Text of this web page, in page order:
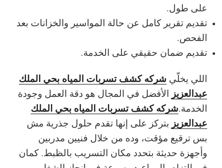
على طول.
تقديم تقرير كامل عن حالة المواسير والخزانات بعد
الفحص.
تقديم ضمان حقيقي على الخدمة.
اللي يخلّي شركه كشف تسربات المياه بحي الملك
عبدالعزيز الأفضل في المجال هو دقة العمل وجودة
الخدمة.شركه كشف تسربات المياه بحي الملك
عبدالعزيز بتركز على إنها تقدم حلول جذرية مش
بس ترقيع مؤقت، وده من خلال فنيين مدربين
وأجهزة حديثة بتحدد مكان التسريب بالظبط. كمان